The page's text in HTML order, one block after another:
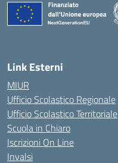
Link Esterni
MIUR
Ufficio Scolastico Regionale
Ufficio Scolastico Territoriale
Scuola in Chiaro
Iscrizioni On Line
Invalsi